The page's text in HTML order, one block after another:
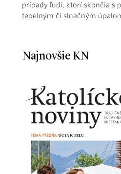
prípady ľudí, ktorí skončia s
tepelným či slnečným
Najnovšie KN